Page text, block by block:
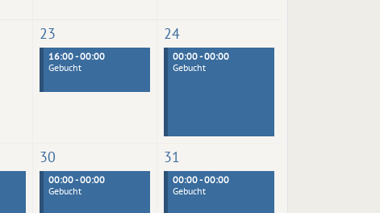
23
16:00 - 00:00
Gebucht
24
00:00 - 00:00
Gebucht
30
00:00 - 00:00
Gebucht
31
00:00 - 00:00
Gebucht